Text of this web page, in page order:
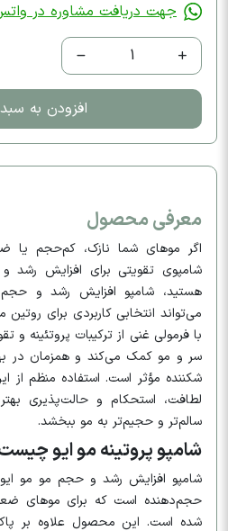
جهت دریافت مشاوره در
1
افزودن به
معرفی محصول
اگر موهای شما نازک، کم‌حجم
شامپوی تقویتی برای افزایش
می‌تواند انتخابی کاربردی برای
با فرمولی غنی از ترکیبات پروتئینه و
سر و مو کمک می‌کند و همزمان در
شکننده مؤثر است. استفاده منظم از
لطافت، استحکام و حالت‌پذیری
سالم‌تر و حجیم‌تر به مو ببخشد.
شامپو پروتینه مو ایو
شامپو افزایش رشد و حجم مو مو
حجم‌دهنده است که برای موهای
شده است. این محصول علاوه بر